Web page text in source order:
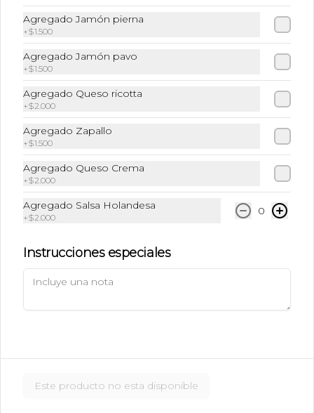
Café + Leche + Hielo triturado + Sabor
Ice Caramel Macchiatto
Shot Ristreto + Leche + Syrup + Hielo
$5.490
Agregado Jamón pierna
+$1.500
Agregado Jamón pavo
+$1.500
Agregado Queso ricotta
+$2.000
Agregado Zapallo
+$1.500
Agregado Queso Crema
+$2.000
Agregado Salsa Holandesa
+$2.000
0
Instrucciones especiales
Este producto no esta disponible